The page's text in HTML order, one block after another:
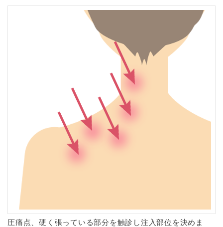
圧痛点、硬く張っている部分を触診し注入部位を決めま